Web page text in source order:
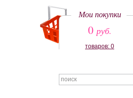
Мои покупки
0 руб.
товаров: 0